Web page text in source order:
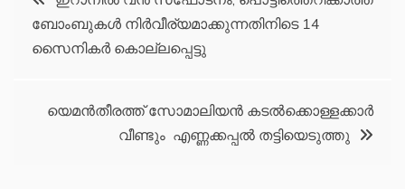
navigation
ബോംബുകള്‍ നിര്‍വീര്യമാക്കുന്നതിനിടെ 14
സൈനികര്‍ കൊല്ലപ്പെട്ടു
യെമൻതീരത്ത് സോമാലിയൻ കടൽക്കൊള്ളക്കാർ
വീണ്ടും എണ്ണക്കപ്പൽ തട്ടിയെടുത്തു